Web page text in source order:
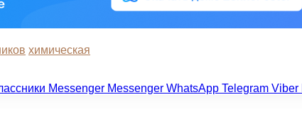
химическая
Messenger Messenger WhatsApp Telegram Viber